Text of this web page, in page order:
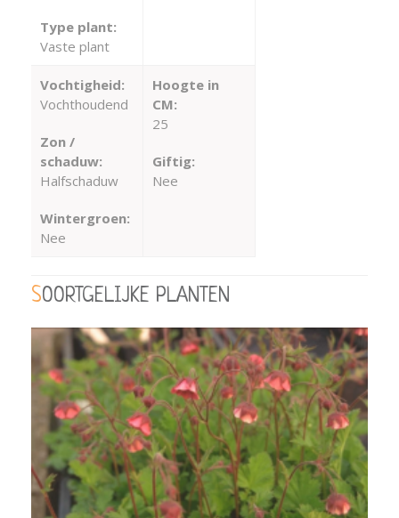
Type plant:
Vaste plant
Vochtigheid:
Vochthoudend
Zon /
schaduw:
Halfschaduw
Wintergroen:
Nee
Hoogte in
CM:
25
Giftig:
Nee
SOORTGELIJKE PLANTEN